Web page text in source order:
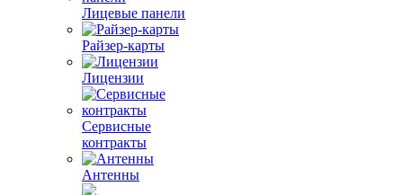
Лицевые панели
Райзер-карты
Лицензии
Сервисные
контракты
Антенны